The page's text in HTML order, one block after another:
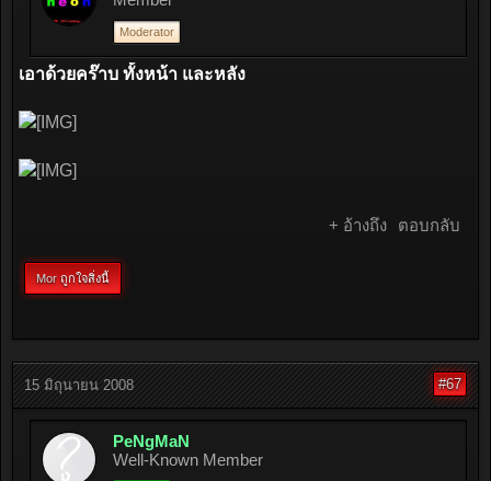
Moderator
เอาด้วยคร๊าบ ทั้งหน้า และหลัง
+ อ้างถึง ตอบกลับ
Mor ถูกใจสิ่งนี้
15 มิถุนายน 2008 #67
PeNgMaN
Well-Known Member